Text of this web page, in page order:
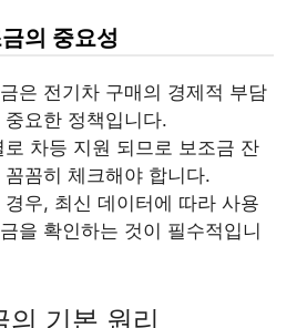
의 중요성
은 전기차 구매의 경제적 부담
요한 정책입니다.
로 차등 지원 되므로 보조금 잔
꼼히 체크해야 합니다.
경우, 최신 데이터에 따라 사용
을 확인하는 것이 필수적입니
의 기본 원리